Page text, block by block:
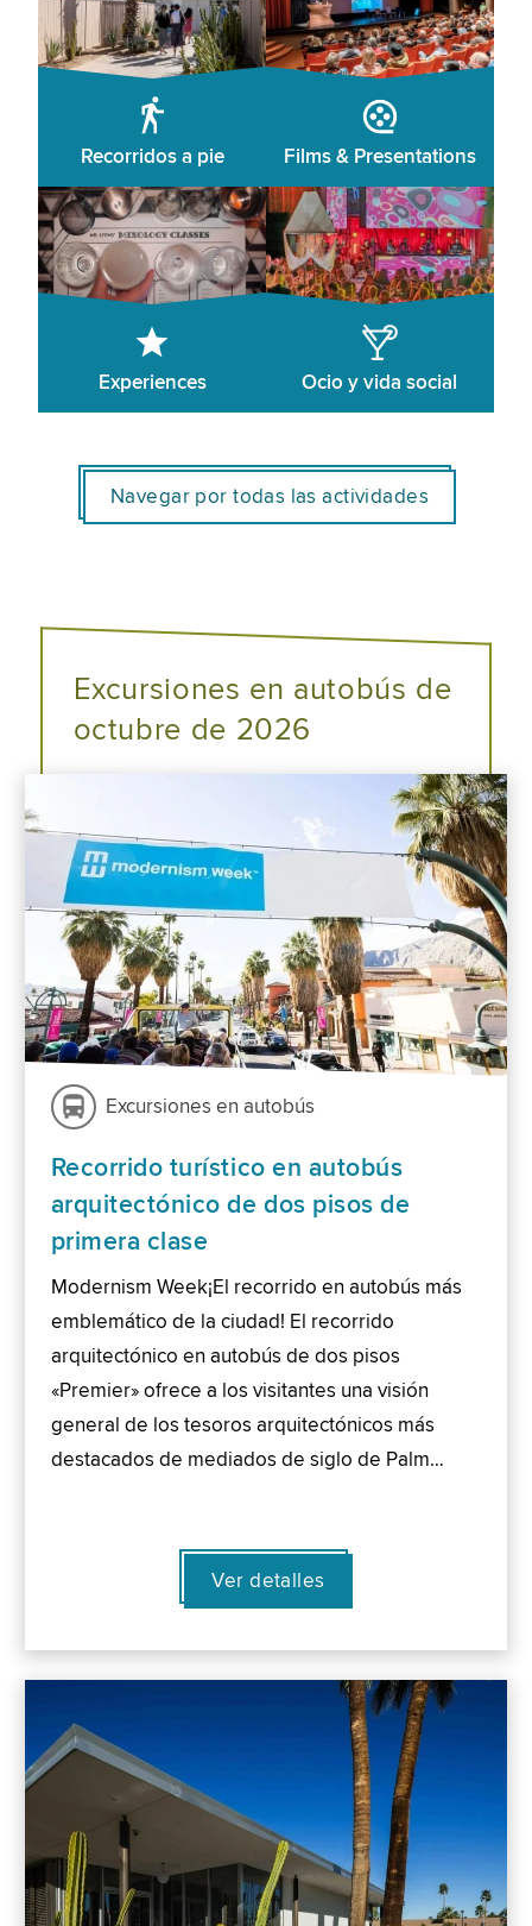
Recorridos a pie Films & Presentations
Experiences Ocio y vida social
Navegar por todas las actividades
Excursiones en autobús de
octubre de 2026
Excursiones en autobús
Recorrido turístico en autobús
arquitectónico de dos pisos de
primera clase
Modernism Week¡El recorrido en autobús más
emblemático de la ciudad! El recorrido
arquitectónico en autobús de dos pisos
«Premier» ofrece a los visitantes una visión
general de los tesoros arquitectónicos más
destacados de mediados de siglo de Palm…
Ver detalles